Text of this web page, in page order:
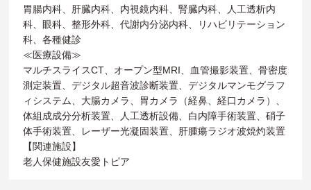
胃腸内科、肝臓内科、内視鏡内科、腎臓内科、人工透析内
科、眼科、整形外科、代謝内分泌内科、リハビリテーション
科、各種健診
≪医療設備≫
マルチスライスCT、オープン型MRI、血管撮影装置、骨密度
測定装置、デジタル超音波診断装置、デジタルマンモグラフ
ィシステム、大腸カメラ、胃カメラ（経鼻、経口カメラ）、
体組成成分分析装置、人工透析設備、白内障手術装置、硝子
体手術装置、レーザー光凝固装置、肝腫瘍ラジオ波焼灼装置
【関連施設】
老人保健施設友愛トピア